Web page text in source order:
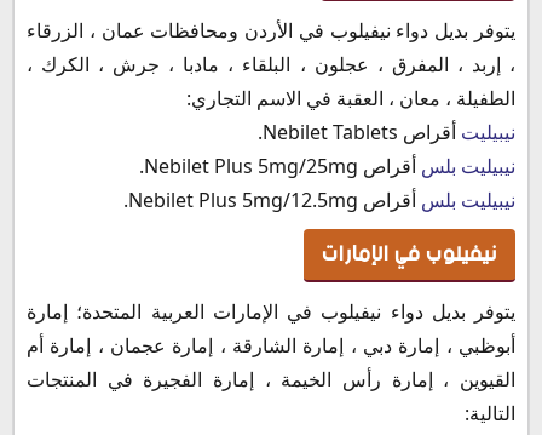
يتوفر بديل دواء نيفيلوب في الأردن ومحافظات عمان ، الزرقاء
، إربد ، المفرق ، عجلون ، البلقاء ، مادبا ، جرش ، الكرك ،
الطفيلة ، معان ، العقبة في الاسم التجاري:
نيبيليت أقراص Nebilet Tablets.
نيبيليت بلس أقراص Nebilet Plus 5mg/25mg.
نيبيليت بلس أقراص Nebilet Plus 5mg/12.5mg.
نيفيلوب في الإمارات
يتوفر بديل دواء نيفيلوب في الإمارات العربية المتحدة؛ إمارة
أبوظبي ، إمارة دبي ، إمارة الشارقة ، إمارة عجمان ، إمارة أم
القيوين ، إمارة رأس الخيمة ، إمارة الفجيرة في المنتجات
التالية: